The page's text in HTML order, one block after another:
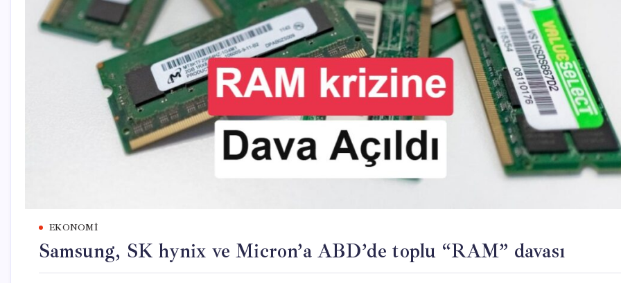
EKONOMI
Samsung, SK hynix ve Micron’a ABD’de toplu “RAM” davası